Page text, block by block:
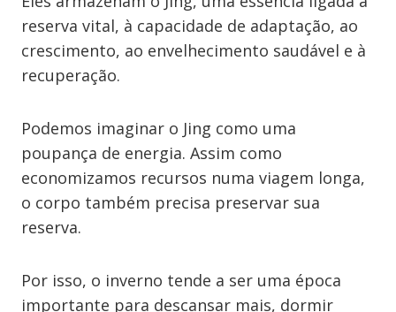
reserva vital, à capacidade de adaptação, ao
crescimento, ao envelhecimento saudável e à
recuperação.
Podemos imaginar o Jing como uma
poupança de energia. Assim como
economizamos recursos numa viagem longa,
o corpo também precisa preservar sua
reserva.
Por isso, o inverno tende a ser uma época
importante para descansar mais, dormir